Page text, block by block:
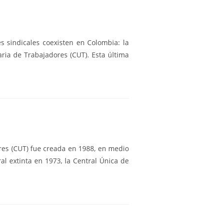
sindicales coexisten en Colombia: la
de Trabajadores (CUT). Esta última
(CUT) fue creada en 1988, en medio
extinta en 1973, la Central Única de